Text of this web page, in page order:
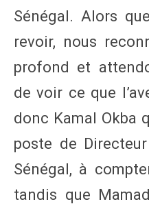
Sénégal. Alors
revoir, nous
profond et
de voir ce que
donc Kamal Okba
poste de
Sénégal, à
tandis que